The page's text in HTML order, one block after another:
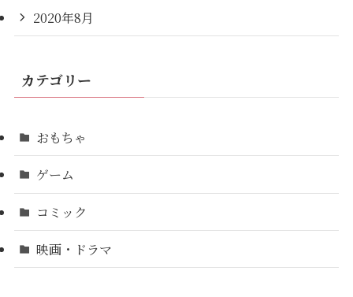
2020年8月
カテゴリー
おもちゃ
ゲーム
コミック
映画・ドラマ